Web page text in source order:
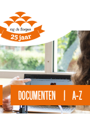
DOCUMENTEN | A-Z